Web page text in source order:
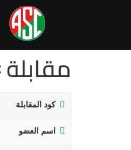
مقابلة
كود المقابلة
اسم العضو